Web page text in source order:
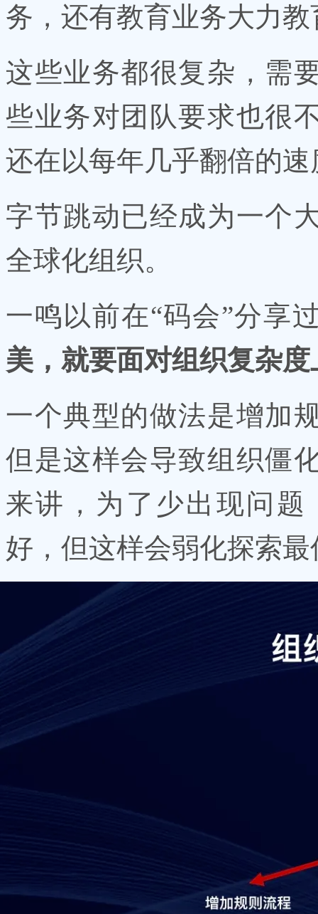
务，还有教育业务大力
这些业务都很复杂，需
些业务对团队要求也很
还在以每年几乎翻倍的
字节跳动已经成为一个
全球化组织。
一鸣以前在“码会”分享
美，就要面对组织复杂
一个典型的做法是增加
但是这样会导致组织僵
来讲，为了少出现问
好，但这样会弱化探索